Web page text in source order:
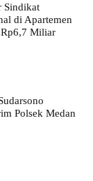
Sindikat
di Apartemen
Miliar
Polsek Medan